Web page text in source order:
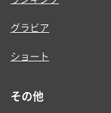
グラビア
ショート
その他